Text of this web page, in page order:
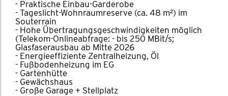
- Praktische Einbau-Garderobe
- Tageslicht-Wohnraumreserve (ca. 48 m²) im
Souterrain
- Hohe Übertragungsgeschwindigkeiten möglich
(Telekom-Onlineabfrage: - bis 250 MBit/s;
Glasfaserausbau ab Mitte 2026
- Energieeffiziente Zentralheizung, Öl
- Fußbodenheizung im EG
- Gartenhütte
- Gewächshaus
- Große Garage + Stellplatz